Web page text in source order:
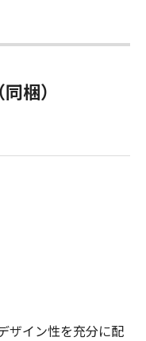
梱）
ザイン性を充分に配